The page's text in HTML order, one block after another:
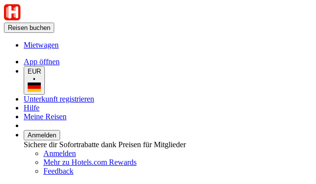
Reisen buchen
Mietwagen
App öffnen
EUR
•
Unterkunft registrieren
Hilfe
Meine Reisen
Anmelden
Sichere dir Sofortrabatte dank Preisen für Mitglieder
Anmelden
Mehr zu Hotels.com Rewards
Feedback